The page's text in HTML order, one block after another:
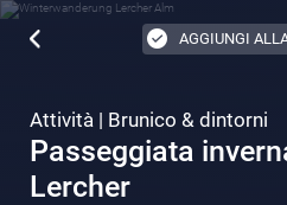
AGGIUNGI
Attività | Brunico & dintorni
Passeggiata
Lercher